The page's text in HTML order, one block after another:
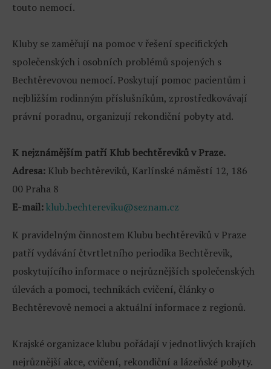
touto nemocí.
Kluby se zaměřují na pomoc v řešení specifických
společenských i osobních problémů spojených s
Bechtěrevovou nemocí. Poskytují pomoc pacientům i
nejbližším rodinným příslušníkům, zprostředkovávají
právní poradnu, organizují rekondiční pobyty atd.
K nejznámějším patří Klub bechtěreviků v Praze.
Adresa: Klub bechtěreviků, Karlínské náměstí 12, 186
00 Praha 8
E-mail:klub.bechtereviku@seznam.cz
K pravidelným činnostem Klubu bechtěreviků v Praze
patří vydávání čtvrtletního periodika Bechtěrevik,
poskytujícího informace o nejrůznějších společenských
úlevách a pomoci, technikách cvičení, články o
Bechtěrevově nemoci a aktuální informace z regionů.
Krajské organizace klubu pořádají v jednotlivých krajích
nejrůznější akce, cvičení, rekondiční a lázeňské pobyty.